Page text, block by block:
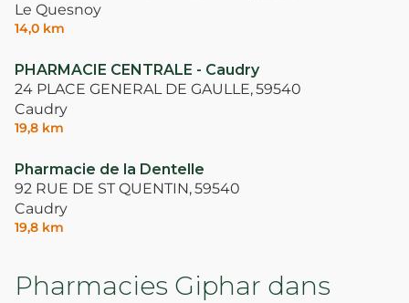
Le Quesnoy
14,0 km
PHARMACIE CENTRALE - Caudry
24 PLACE GENERAL DE GAULLE,59540
Caudry
19,8 km
Pharmacie de la Dentelle
92 RUE DE ST QUENTIN,59540
Caudry
19,8 km
Pharmacies Giphar dans